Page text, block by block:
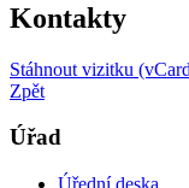
Kontakty
Stáhnout vizitku
Zpět
Úřad
Úřední deska